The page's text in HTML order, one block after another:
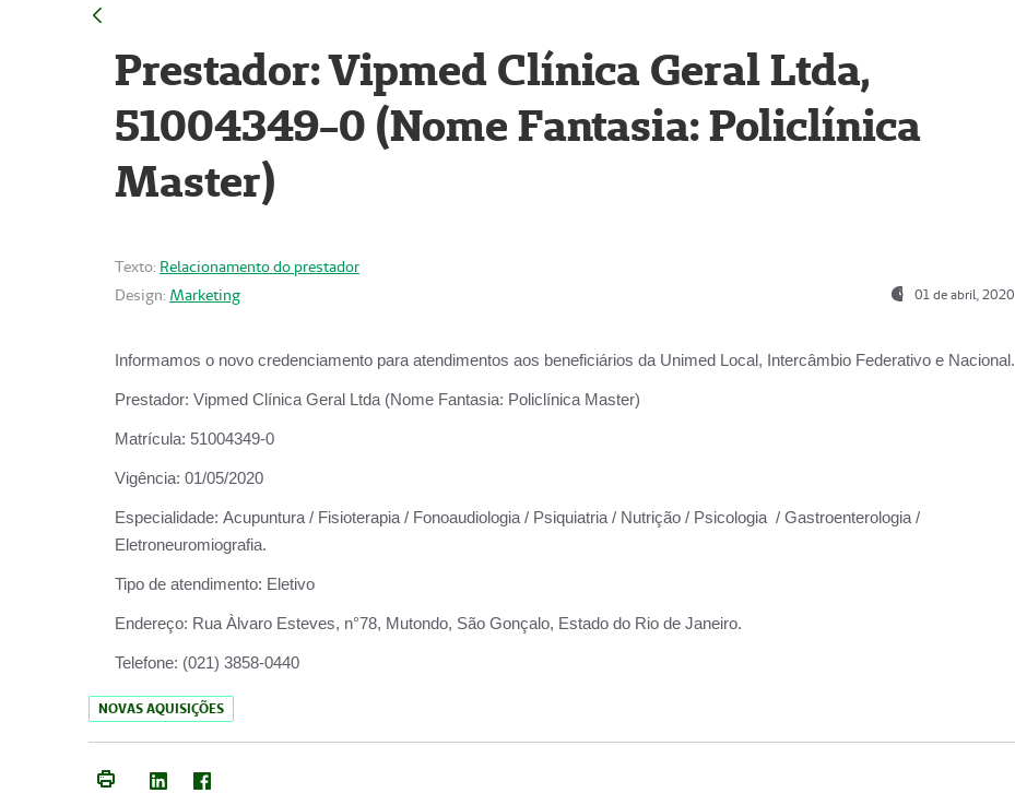
Prestador: Vipmed Clínica Geral Ltda,
51004349-0 (Nome Fantasia: Policlínica
Master)
Texto: Relacionamento do prestador
Design: Marketing 01 de abril, 2020
Informamos o novo credenciamento para atendimentos aos beneficiários da Unimed Local, Intercâmbio Federativo e Nacional.
Prestador: Vipmed Clínica Geral Ltda (Nome Fantasia: Policlínica Master)
Matrícula: 51004349-0
Vigência: 01/05/2020
Especialidade: Acupuntura / Fisioterapia / Fonoaudiologia / Psiquiatria / Nutrição / Psicologia / Gastroenterologia /
Eletroneuromiografia.
Tipo de atendimento: Eletivo
Endereço: Rua Àlvaro Esteves, n°78, Mutondo, São Gonçalo, Estado do Rio de Janeiro.
Telefone: (021) 3858-0440
NOVAS AQUISIÇÕES